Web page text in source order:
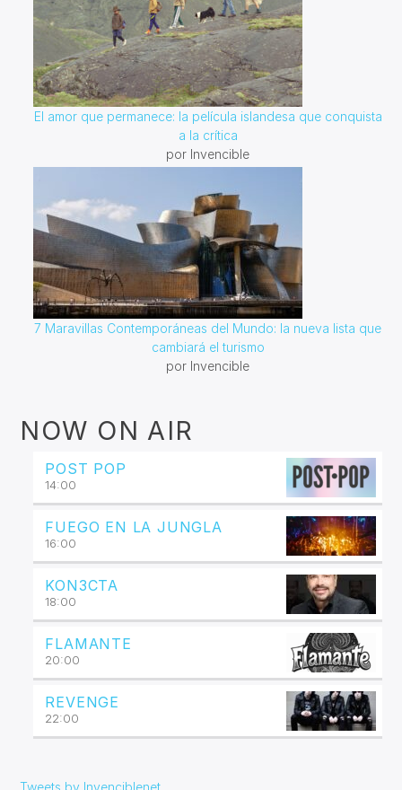
El amor que permanece: la película islandesa que conquista
a la crítica
por Invencible
7 Maravillas Contemporáneas del Mundo: la nueva lista que
cambiará el turismo
por Invencible
NOW ON AIR
POST POP
14:00
FUEGO EN LA JUNGLA
16:00
KON3CTA
18:00
FLAMANTE
20:00
REVENGE
22:00
Tweets by Invenciblenet